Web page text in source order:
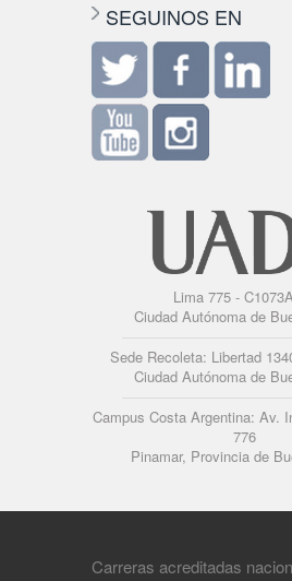
SEGUINOS EN
Lima 775 -
Ciudad Autónoma de
Sede Recoleta: Libertad
Ciudad Autónoma de
Campus Costa Argentina: Av.
776
Pinamar, Provincia de
Carreras acreditadas